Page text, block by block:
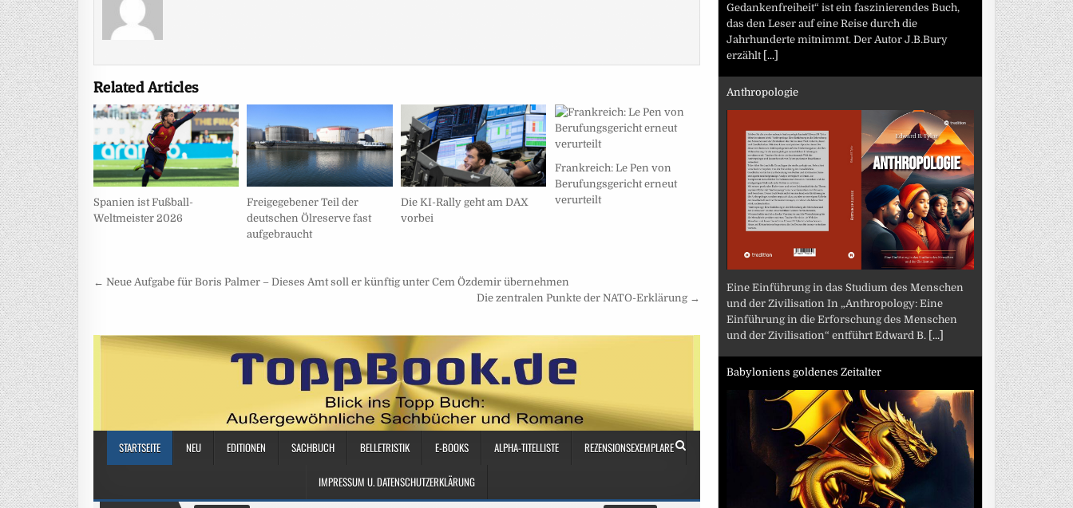
Related Articles
Spanien ist Fußball-
Weltmeister 2026
Freigegebener Teil der
deutschen Ölreserve fast
aufgebraucht
Die KI-Rally geht am DAX
vorbei
Frankreich: Le Pen von
Berufungsgericht erneut
verurteilt
Beitragsnavigation
← Neue Aufgabe für Boris Palmer – Dieses Amt soll er künftig unter Cem Özdemir übernehmen
Die zentralen Punkte der NATO-Erklärung →
Gedankenfreiheit“ ist ein faszinierendes Buch,
das den Leser auf eine Reise durch die
Jahrhunderte mitnimmt. Der Autor J.B.Bury
erzählt [...]
Anthropologie
Eine Einführung in das Studium des Menschen
und der Zivilisation In „Anthropology: Eine
Einführung in die Erforschung des Menschen
und der Zivilisation“ entführt Edward B. [...]
Babyloniens goldenes Zeitalter